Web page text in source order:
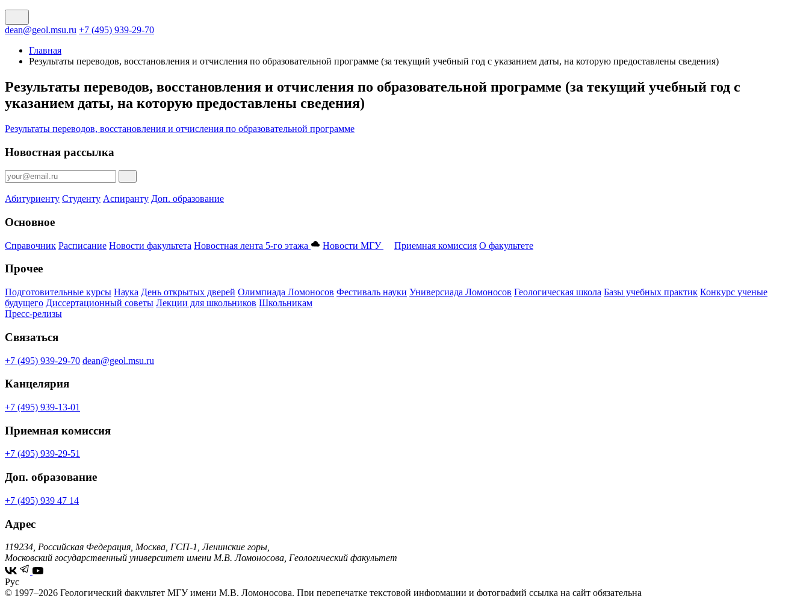
dean@geol.msu.ru +7 (495) 939-29-70
Главная
Результаты переводов, восстановления и отчисления по образовательной программе (за текущий учебный год с указанием даты, на которую предоставлены сведения)
Результаты переводов, восстановления и отчисления по образовательной программе (за текущий учебный год с
указанием даты, на которую предоставлены сведения)
Результаты переводов, восстановления и отчисления по образовательной программе
Новостная рассылка
Абитуриенту Студенту Аспиранту Доп. образование
Основное
Справочник Расписание Новости факультета Новостная лента 5-го этажа Новости МГУ Приемная комиссия О факультете
Прочее
Подготовительные курсы Наука День открытых дверей Олимпиада Ломоносов Фестиваль науки Универсиада Ломоносов Геологическая школа Базы учебных практик Конкурс ученые
будущего Диссертационный советы Лекции для школьников Школьникам
Пресс-релизы
Связаться
+7 (495) 939-29-70 dean@geol.msu.ru
Канцелярия
+7 (495) 939-13-01
Приемная комиссия
+7 (495) 939-29-51
Доп. образование
+7 (495) 939 47 14
Адрес
119234, Российская Федерация, Москва, ГСП-1, Ленинские горы,
Московский государственный университет имени М.В. Ломоносова, Геологический факультет
Рус
© 1997–2026 Геологический факультет МГУ имени М.В. Ломоносова. При перепечатке текстовой информации и фотографий ссылка на сайт обязательна